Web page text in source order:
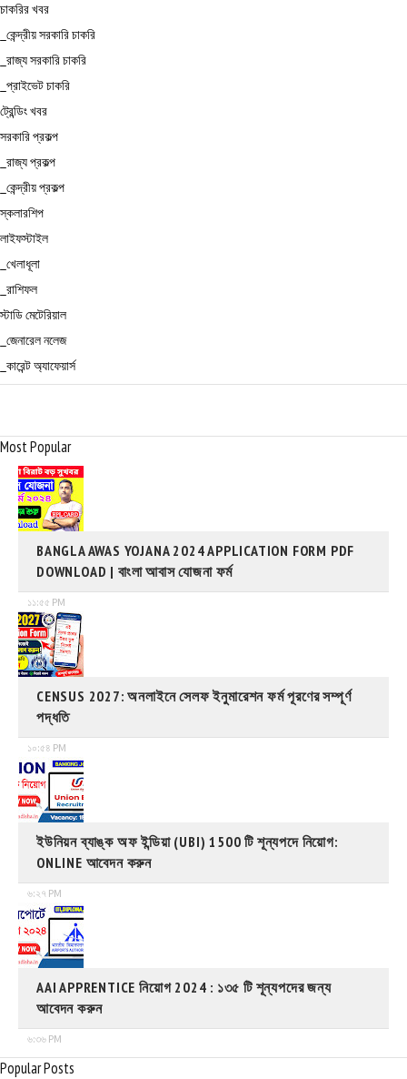
চাকরির খবর
_কেন্দ্রীয় সরকারি চাকরি
_রাজ্য সরকারি চাকরি
_প্রাইভেট চাকরি
ট্রেন্ডিং খবর
সরকারি প্রকল্প
_রাজ্য প্রকল্প
_কেন্দ্রীয় প্রকল্প
স্কলারশিপ
লাইফস্টাইল
_খেলাধূলা
_রাশিফল
স্টাডি মেটেরিয়াল
_জেনারেল নলেজ
_কারেন্ট অ্যাফেয়ার্স
Most Popular
BANGLA AWAS YOJANA 2024 APPLICATION FORM PDF
DOWNLOAD | বাংলা আবাস যোজনা ফর্ম
১১:৫৫ PM
CENSUS 2027: অনলাইনে সেলফ ইনুমারেশন ফর্ম পূরণের সম্পূর্ণ
পদ্ধতি
১০:৫৪ PM
ইউনিয়ন ব্যাঙ্ক অফ ইন্ডিয়া (UBI) 1500 টি শূন্যপদে নিয়োগ:
ONLINE আবেদন করুন
৬:২৭ PM
AAI APPRENTICE নিয়োগ 2024 : ১৩৫ টি শূন্যপদের জন্য
আবেদন করুন
৬:৩৬ PM
Popular Posts